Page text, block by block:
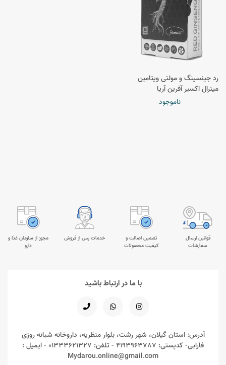
رد جینسینگ و مولتی ویتامین
مینرال اکسیر آفرین آریا
ناموجود
قوانین ارسال
سفارشات
تضمین اصالت و
کیفیت محصولات
خدمات پس از فروش
مجوز از سازمان غذا و
دارو
با ما در ارتباط باشید
آدرس: استان گیلان، شهر رشت، بلوار منظریه، داروخانه شبانه روزی
فارابی- کدپستی: 4193963787 - تلفن: 01333621327 - ایمیل :
Mydarou.online@gmail.com